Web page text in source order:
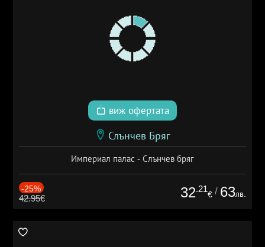
виж офертата
Слънчев Бряг
Империал палас - Слънчев бряг
-25%
42.95€ 32.21
€ / 63лв.